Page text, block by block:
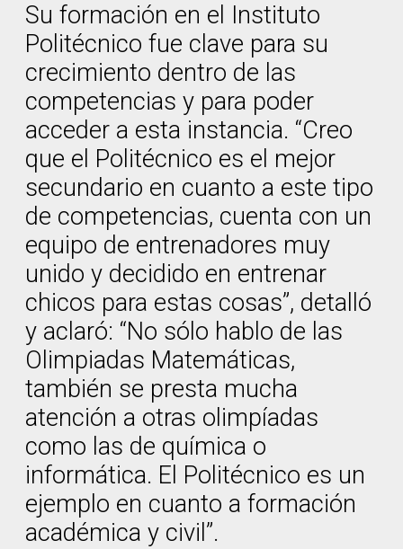
Su formación en el Instituto
Politécnico fue clave para su
crecimiento dentro de las
competencias y para poder
acceder a esta instancia. “⁠Creo
que el Politécnico es el mejor
secundario en cuanto a este tipo
de competencias, cuenta con un
equipo de entrenadores muy
unido y decidido en entrenar
chicos para estas cosas”, detalló
y aclaró: “No sólo hablo de las
Olimpiadas Matemáticas,
también se presta mucha
atención a otras olimpíadas
como las de química o
informática. El Politécnico es un
ejemplo en cuanto a formación
académica y civil”.